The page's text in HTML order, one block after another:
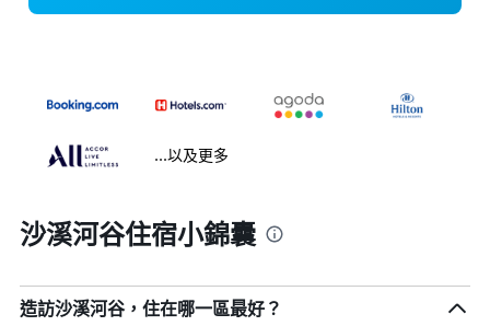
...以及更多
沙溪河谷住宿小錦囊
造訪沙溪河谷，住在哪一區最好？